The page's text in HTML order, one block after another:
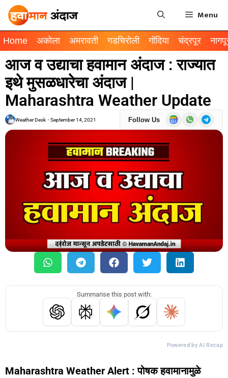
Menu
Home अकोला अमरावती गडचिरोली गोंदिया चंद्रपूर
आज व उद्याचा हवामान अंदाज : राज्यात
इथे मुसळधारेचा अंदाज |
Maharashtra Weather Update
Weather Desk -September 14, 2021 Follow Us
Summarise this post with:
Powered by AI Recap
Maharashtra Weather Alert : पोषक हवामानामुळे